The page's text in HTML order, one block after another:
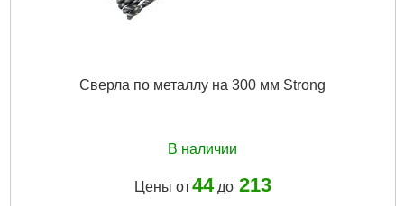
Сверла по металлу на 300 мм Strong
В наличии
Цены от44до 213